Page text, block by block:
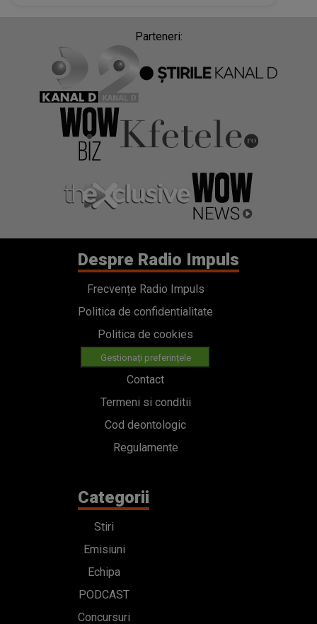
Parteneri:
Despre Radio Impuls
Frecvențe Radio Impuls
Politica de confidentialitate
Politica de cookies
Gestionați preferințele
Contact
Termeni si conditii
Cod deontologic
Regulamente
Categorii
Stiri
Emisiuni
Echipa
PODCAST
Concursuri